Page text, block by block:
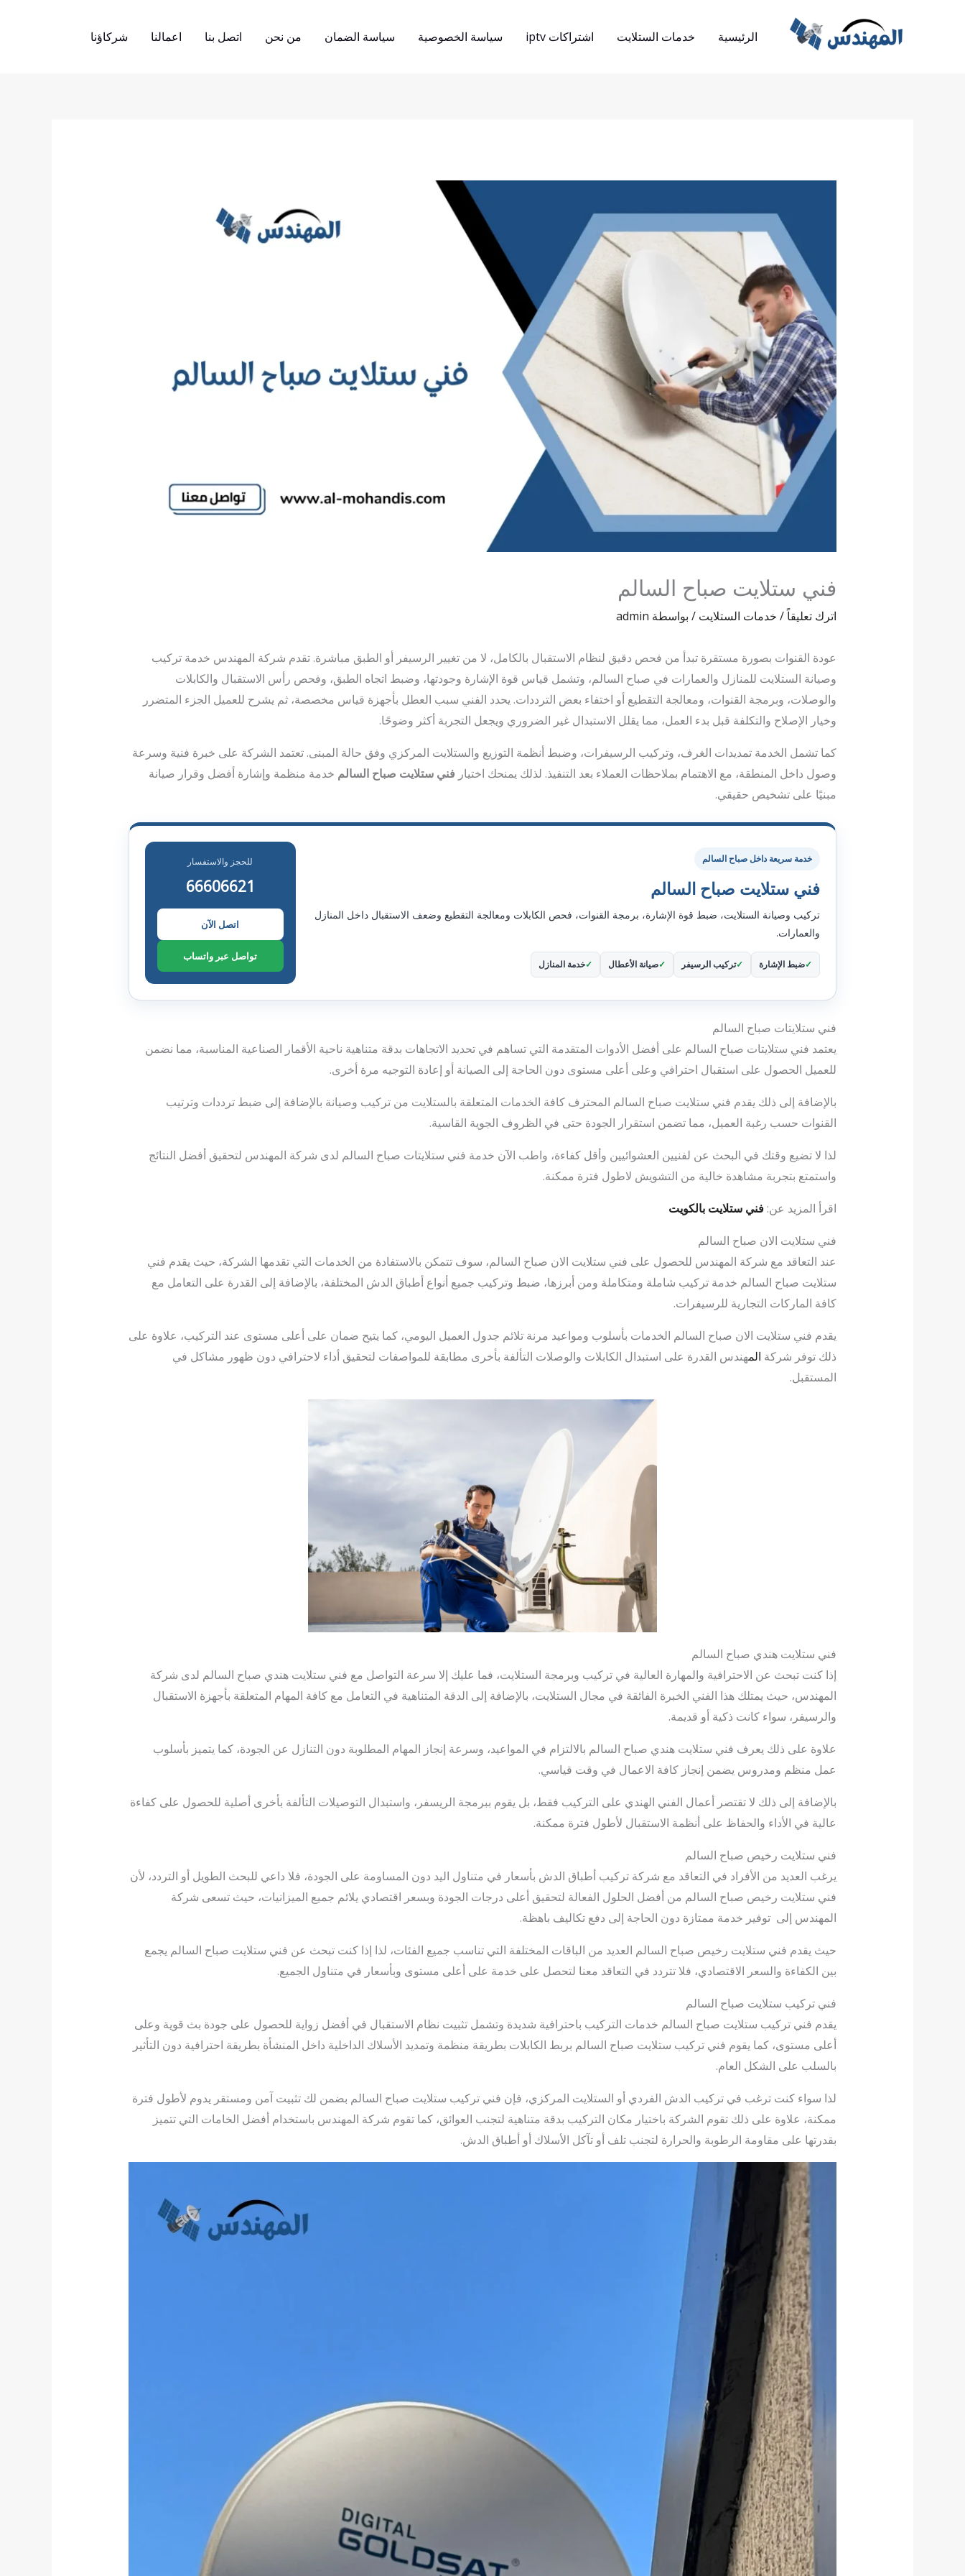
الرئيسية خدمات الستلايت اشتراكات iptv سياسة الخصوصية سياسة الضمان من نحن اتصل بنا اعمالنا شركاؤنا
فني ستلايت صباح السالم
اترك تعليقاً/ خدمات الستلايت / بواسطة admin
عودة القنوات بصورة مستقرة تبدأ من فحص دقيق لنظام الاستقبال بالكامل، لا من تغيير الرسيفر أو الطبق مباشرة. تقدم شركة المهندس خدمة تركيب
وصيانة الستلايت للمنازل والعمارات في صباح السالم، وتشمل قياس قوة الإشارة وجودتها، وضبط اتجاه الطبق، وفحص رأس الاستقبال والكابلات
والوصلات، وبرمجة القنوات، ومعالجة التقطيع أو اختفاء بعض الترددات. يحدد الفني سبب العطل بأجهزة قياس مخصصة، ثم يشرح للعميل الجزء المتضرر
وخيار الإصلاح والتكلفة قبل بدء العمل، مما يقلل الاستبدال غير الضروري ويجعل التجربة أكثر وضوحًا.
كما تشمل الخدمة تمديدات الغرف، وتركيب الرسيفرات، وضبط أنظمة التوزيع والستلايت المركزي وفق حالة المبنى. تعتمد الشركة على خبرة فنية وسرعة
وصول داخل المنطقة، مع الاهتمام بملاحظات العملاء بعد التنفيذ. لذلك يمنحك اختيار فني ستلايت صباح السالم خدمة منظمة وإشارة أفضل وقرار صيانة
مبنيًا على تشخيص حقيقي.
خدمة سريعة داخل صباح السالم
فني ستلايت صباح السالم
تركيب وصيانة الستلايت، ضبط قوة الإشارة، برمجة القنوات، فحص الكابلات ومعالجة التقطيع وضعف الاستقبال داخل المنازل
والعمارات.
ضبط الإشارة تركيب الرسيفر صيانة الأعطال خدمة المنازل
للحجز والاستفسار
66606621
اتصل الآن
تواصل عبر واتساب
فني ستلايتات صباح السالم
يعتمد فني ستلايتات صباح السالم على أفضل الأدوات المتقدمة التي تساهم في تحديد الاتجاهات بدقة متناهية ناحية الأقمار الصناعية المناسبة، مما نضمن
للعميل الحصول على استقبال احترافي وعلى أعلى مستوى دون الحاجة إلى الصيانة أو إعادة التوجيه مرة أخرى.
بالإضافة إلى ذلك يقدم فني ستلايت صباح السالم المحترف كافة الخدمات المتعلقة بالستلايت من تركيب وصيانة بالإضافة إلى ضبط ترددات وترتيب
القنوات حسب رغبة العميل، مما تضمن استقرار الجودة حتى في الظروف الجوية القاسية.
لذا لا تضيع وقتك في البحث عن لفنيين العشوائيين وأقل كفاءة، واطب الآن خدمة فني ستلايتات صباح السالم لدى شركة المهندس لتحقيق أفضل النتائج
واستمتع بتجربة مشاهدة خالية من التشويش لاطول فترة ممكنة.
اقرأ المزيد عن: فني ستلايت بالكويت
فني ستلايت الان صباح السالم
عند التعاقد مع شركة المهندس للحصول على فني ستلايت الان صباح السالم، سوف تتمكن بالاستفادة من الخدمات التي تقدمها الشركة، حيث يقدم فني
ستلايت صباح السالم خدمة تركيب شاملة ومتكاملة ومن أبرزها، ضبط وتركيب جميع أنواع أطباق الدش المختلفة، بالإضافة إلى القدرة على التعامل مع
كافة الماركات التجارية للرسيفرات.
يقدم فني ستلايت الان صباح السالم الخدمات بأسلوب ومواعيد مرنة تلائم جدول العميل اليومي، كما يتيح ضمان على أعلى مستوى عند التركيب، علاوة على
ذلك توفر شركة المهندس القدرة على استبدال الكابلات والوصلات التألفة بأخرى مطابقة للمواصفات لتحقيق أداء لاحترافي دون ظهور مشاكل في
المستقبل.
فني ستلايت هندي صباح السالم
إذا كنت تبحث عن الاحترافية والمهارة العالية في تركيب وبرمجة الستلايت، فما عليك إلا سرعة التواصل مع فني ستلايت هندي صباح السالم لدى شركة
المهندس، حيث يمتلك هذا الفني الخبرة الفائقة في مجال الستلايت، بالإضافة إلى الدقة المتناهية في التعامل مع كافة المهام المتعلقة بأجهزة الاستقبال
والرسيفر، سواء كانت ذكية أو قديمة.
علاوة على ذلك يعرف فني ستلايت هندي صباح السالم بالالتزام في المواعيد، وسرعة إنجاز المهام المطلوبة دون التنازل عن الجودة، كما يتميز بأسلوب
عمل منظم ومدروس يضمن إنجاز كافة الاعمال في وقت قياسي.
بالإضافة إلى ذلك لا تقتصر أعمال الفني الهندي على التركيب فقط، بل يقوم ببرمجة الريسفر، واستبدال التوصيلات التألفة بأخرى أصلية للحصول على كفاءة
عالية في الأداء والحفاظ على أنظمة الاستقبال لأطول فترة ممكنة.
فني ستلايت رخيص صباح السالم
يرغب العديد من الأفراد في التعاقد مع شركة تركيب أطباق الدش بأسعار في متناول اليد دون المساومة على الجودة، فلا داعي للبحث الطويل أو التردد، لأن
فني ستلايت رخيص صباح السالم من أفضل الحلول الفعالة لتحقيق أعلى درجات الجودة وبسعر اقتصادي يلائم جميع الميزانيات، حيث تسعى شركة
المهندس إلى توفير خدمة ممتازة دون الحاجة إلى دفع تكاليف باهظة.
حيث يقدم فني ستلايت رخيص صباح السالم العديد من الباقات المختلفة التي تناسب جميع الفئات، لذا إذا كنت تبحث عن فني ستلايت صباح السالم يجمع
بين الكفاءة والسعر الاقتصادي، فلا تتردد في التعاقد معنا لتحصل على خدمة على أعلى مستوى وبأسعار في متناول الجميع.
فني تركيب ستلايت صباح السالم
يقدم فني تركيب ستلايت صباح السالم خدمات التركيب باحترافية شديدة وتشمل تثبيت نظام الاستقبال في أفضل زواية للحصول على جودة بث قوية وعلى
أعلى مستوى، كما يقوم فني تركيب ستلايت صباح السالم بربط الكابلات بطريقة منظمة وتمديد الأسلاك الداخلية داخل المنشأة بطريقة احترافية دون التأثير
بالسلب على الشكل العام.
لذا سواء كنت ترغب في تركيب الدش الفردي أو الستلايت المركزي، فإن فني تركيب ستلايت صباح السالم بضمن لك تثبيت آمن ومستقر يدوم لأطول فترة
ممكنة، علاوة على ذلك تقوم الشركة باختيار مكان التركيب بدقة متناهية لتجنب العوائق، كما تقوم شركة المهندس باستخدام أفضل الخامات التي تتميز
بقدرتها على مقاومة الرطوبة والحرارة لتجنب تلف أو تآكل الأسلاك أو أطباق الدش.